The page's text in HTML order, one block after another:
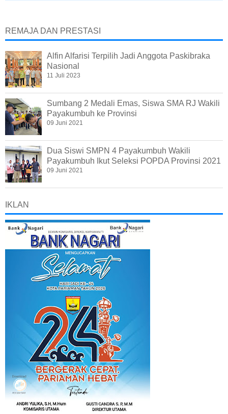
REMAJA DAN PRESTASI
Alfin Alfarisi Terpilih Jadi Anggota Paskibraka
Nasional
11 Juli 2023
Sumbang 2 Medali Emas, Siswa SMA RJ Wakili
Payakumbuh ke Provinsi
09 Juni 2021
Dua Siswi SMPN 4 Payakumbuh Wakili
Payakumbuh Ikut Seleksi POPDA Provinsi 2021
09 Juni 2021
IKLAN